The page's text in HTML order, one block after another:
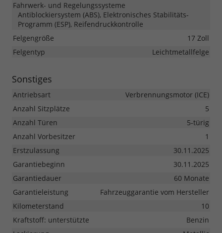
Fahrwerk- und Regelungssysteme
Antiblockiersystem (ABS), Elektronisches Stabilitäts-
Programm (ESP), Reifendruckkontrolle
Felgengröße
17 Zoll
Felgentyp
Leichtmetallfelge
Sonstiges
Antriebsart
Verbrennungsmotor (ICE)
Anzahl Sitzplätze
5
Anzahl Türen
5-türig
Anzahl Vorbesitzer
1
Erstzulassung
30.11.2025
Garantiebeginn
30.11.2025
Garantiedauer
60 Monate
Garantieleistung
Fahrzeuggarantie vom Hersteller
Kilometerstand
10
Kraftstoff: unterstützte
Benzin